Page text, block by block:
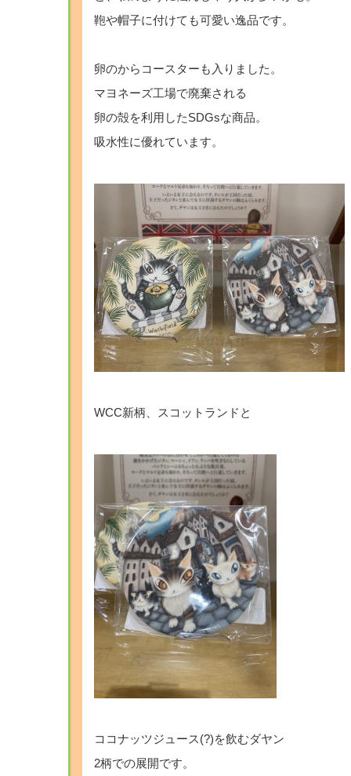
鞄や帽子に付けても可愛い逸品です。
卵のからコースターも入りました。
マヨネーズ工場で廃棄される
卵の殻を利用したSDGsな商品。
吸水性に優れています。
WCC新柄、スコットランドと
ココナッツジュース(?)を飲むダヤン
2柄での展開です。